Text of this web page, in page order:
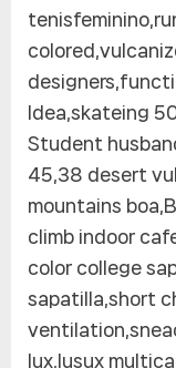
Idea,skateing
Student
45,38 desert
mountains
climb indoor
color college
sapatilla,short
lux,lusux